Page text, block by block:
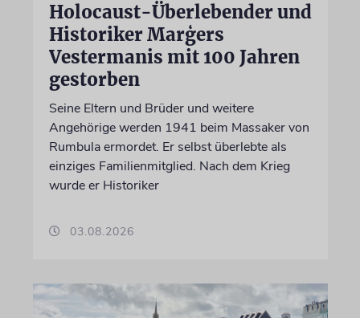
Holocaust-Überlebender und
Historiker Marģers
Vestermanis mit 100 Jahren
gestorben
Seine Eltern und Brüder und weitere
Angehörige werden 1941 beim Massaker von
Rumbula ermordet. Er selbst überlebte als
einziges Familienmitglied. Nach dem Krieg
wurde er Historiker
03.08.2026